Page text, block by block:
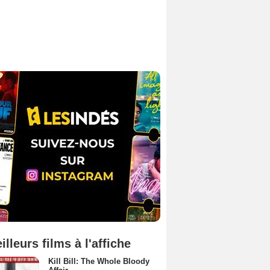
films à l'affiche
Kill Bill: The Whole Bloody